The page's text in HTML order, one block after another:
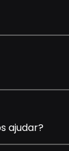
ajudar?